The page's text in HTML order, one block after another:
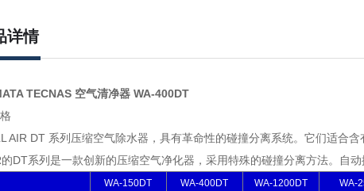
详情
TECNAS 空气清净器 WA-400DT
AIR DT 系列压缩空气除水器，具有革命性的碰撞分离系统。它们适合含
DT系列是一款创新的压缩空气净化器，采用特殊的碰撞分离方法。自
WA-150DT WA-400DT WA-1200DT WA-